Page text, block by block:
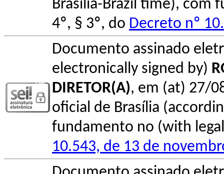
Brasilia-Brazil time), com
4º, § 3º, do Decreto nº
Documento assinado
electronically signed by)
DIRETOR(A), em (at) 27/
oficial de Brasília
fundamento no (with
10.543, de 13 de